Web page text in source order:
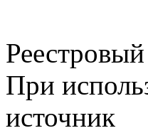
При
источник